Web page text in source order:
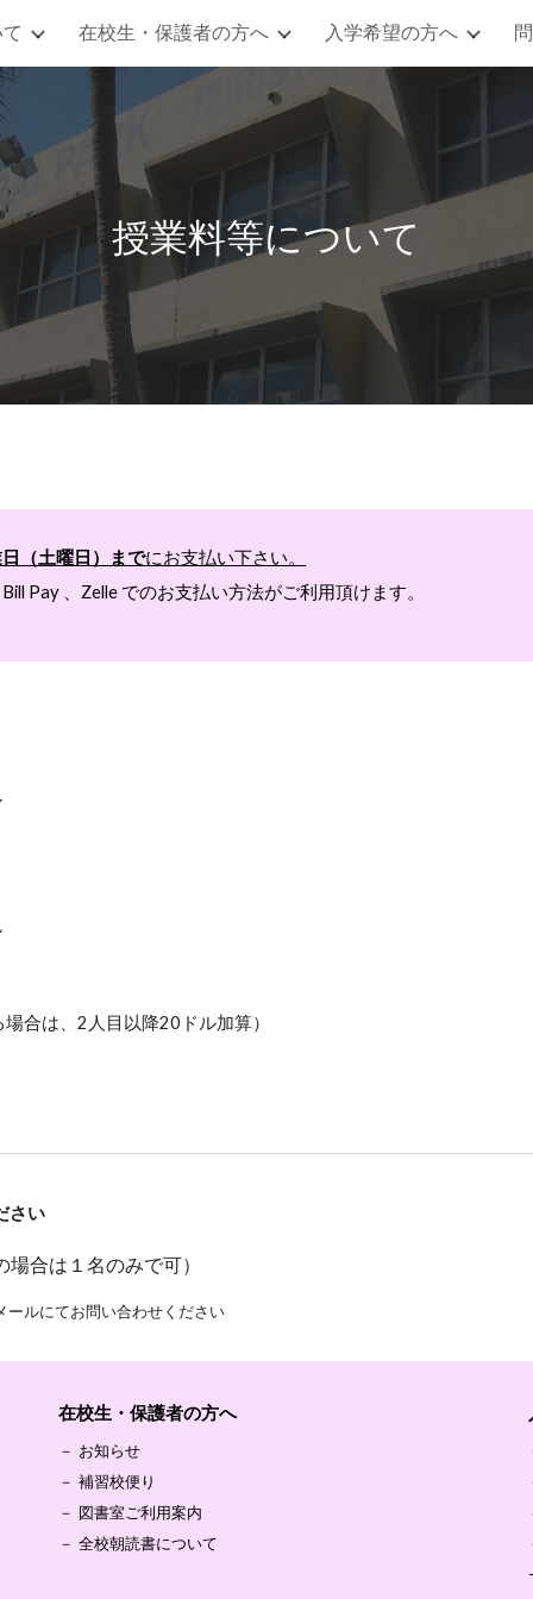
to main content Skip to
在校生・保護者の方へ 入学希望の方へ
授業料等について
（土曜日）までにお支払い下さい。
Pay 、Zelle でのお支払い方法がご利用頂けます。
合は、2人目以降20ドル加算）
さい
合は１名のみで可）
ールにてお問い合わせください
在校生・保護者の方へ
－ お知らせ
－ 補習校便り
－ 図書室ご利用案内
－ 全校朝読書について